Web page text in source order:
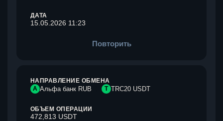
ДАТА
15.05.2026 11:23
Повторить
НАПРАВЛЕНИЕ ОБМЕНА
А Альфа банк RUB T TRC20 USDT
ОБЪЕМ ОПЕРАЦИИ
472,813 USDT